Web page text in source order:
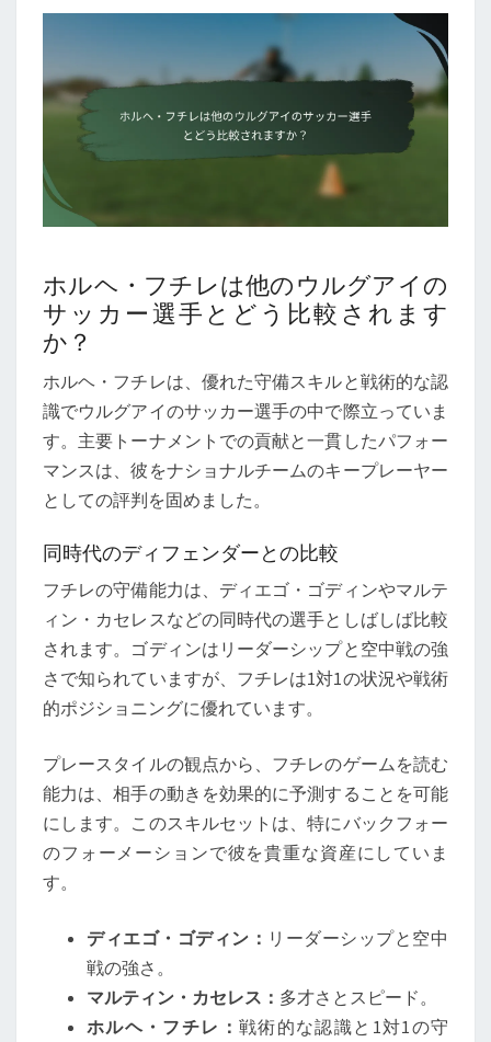
ホルヘ・フチレは他のウルグアイの
サッカー選手とどう比較されます
か？
ホルヘ・フチレは、優れた守備スキルと戦術的な認
識でウルグアイのサッカー選手の中で際立っていま
す。主要トーナメントでの貢献と一貫したパフォー
マンスは、彼をナショナルチームのキープレーヤー
としての評判を固めました。
同時代のディフェンダーとの比較
フチレの守備能力は、ディエゴ・ゴディンやマルテ
ィン・カセレスなどの同時代の選手としばしば比較
されます。ゴディンはリーダーシップと空中戦の強
さで知られていますが、フチレは1対1の状況や戦術
的ポジショニングに優れています。
プレースタイルの観点から、フチレのゲームを読む
能力は、相手の動きを効果的に予測することを可能
にします。このスキルセットは、特にバックフォー
のフォーメーションで彼を貴重な資産にしていま
す。
ディエゴ・ゴディン： リーダーシップと空中
戦の強さ。
マルティン・カセレス： 多才さとスピード。
ホルヘ・フチレ： 戦術的な認識と1対1の守